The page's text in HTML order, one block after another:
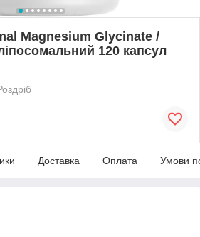
Magnesium Glycinate /
120 капсул
Доставка Оплата Умови